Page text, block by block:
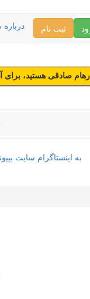
ثبت نام
صادقی هستید، برای